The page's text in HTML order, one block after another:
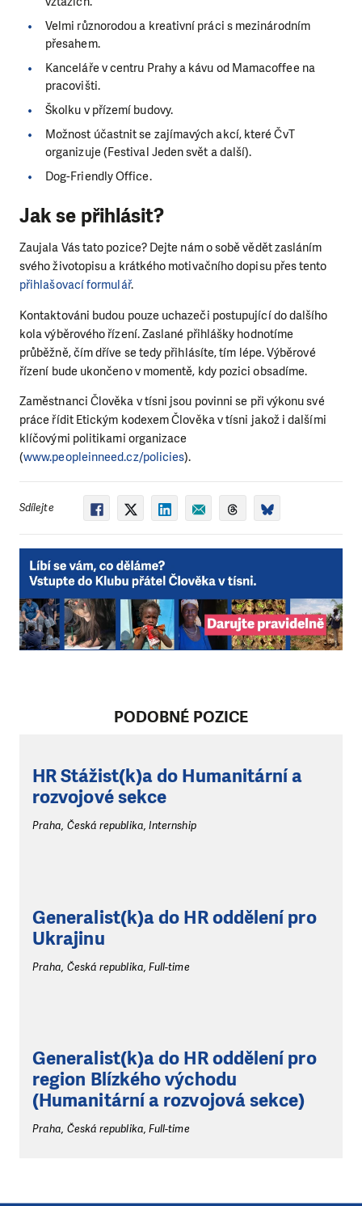
Velmi různorodou a kreativní práci s mezinárodním
přesahem.
Kanceláře v centru Prahy a kávu od Mamacoffee na
pracovišti.
Školku v přízemí budovy.
Možnost účastnit se zajímavých akcí, které ČvT
organizuje (Festival Jeden svět a další).
Dog-Friendly Office.
Jak se přihlásit?
Zaujala Vás tato pozice? Dejte nám o sobě vědět zasláním
svého životopisu a krátkého motivačního dopisu přes tento
přihlašovací formulář.
Kontaktováni budou pouze uchazeči postupující do dalšího
kola výběrového řízení. Zaslané přihlášky hodnotíme
průběžně, čím dříve se tedy přihlásíte, tím lépe. Výběrové
řízení bude ukončeno v momentě, kdy pozici obsadíme.
Zaměstnanci Člověka v tísni jsou povinni se při výkonu své
práce řídit Etickým kodexem Člověka v tísni jakož i dalšími
klíčovými politikami organizace
(www.peopleinneed.cz/policies).
Sdílejte
PODOBNÉ POZICE
HR Stážist(k)a do Humanitární a
rozvojové sekce
Praha, Česká republika, Internship
Generalist(k)a do HR oddělení pro
Ukrajinu
Praha, Česká republika, Full-time
Generalist(k)a do HR oddělení pro
region Blízkého východu
(Humanitární a rozvojová sekce)
Praha, Česká republika, Full-time